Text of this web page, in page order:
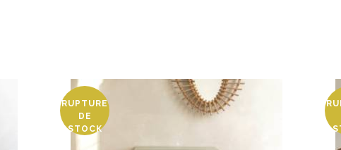
RUPTURE
DE
STOCK